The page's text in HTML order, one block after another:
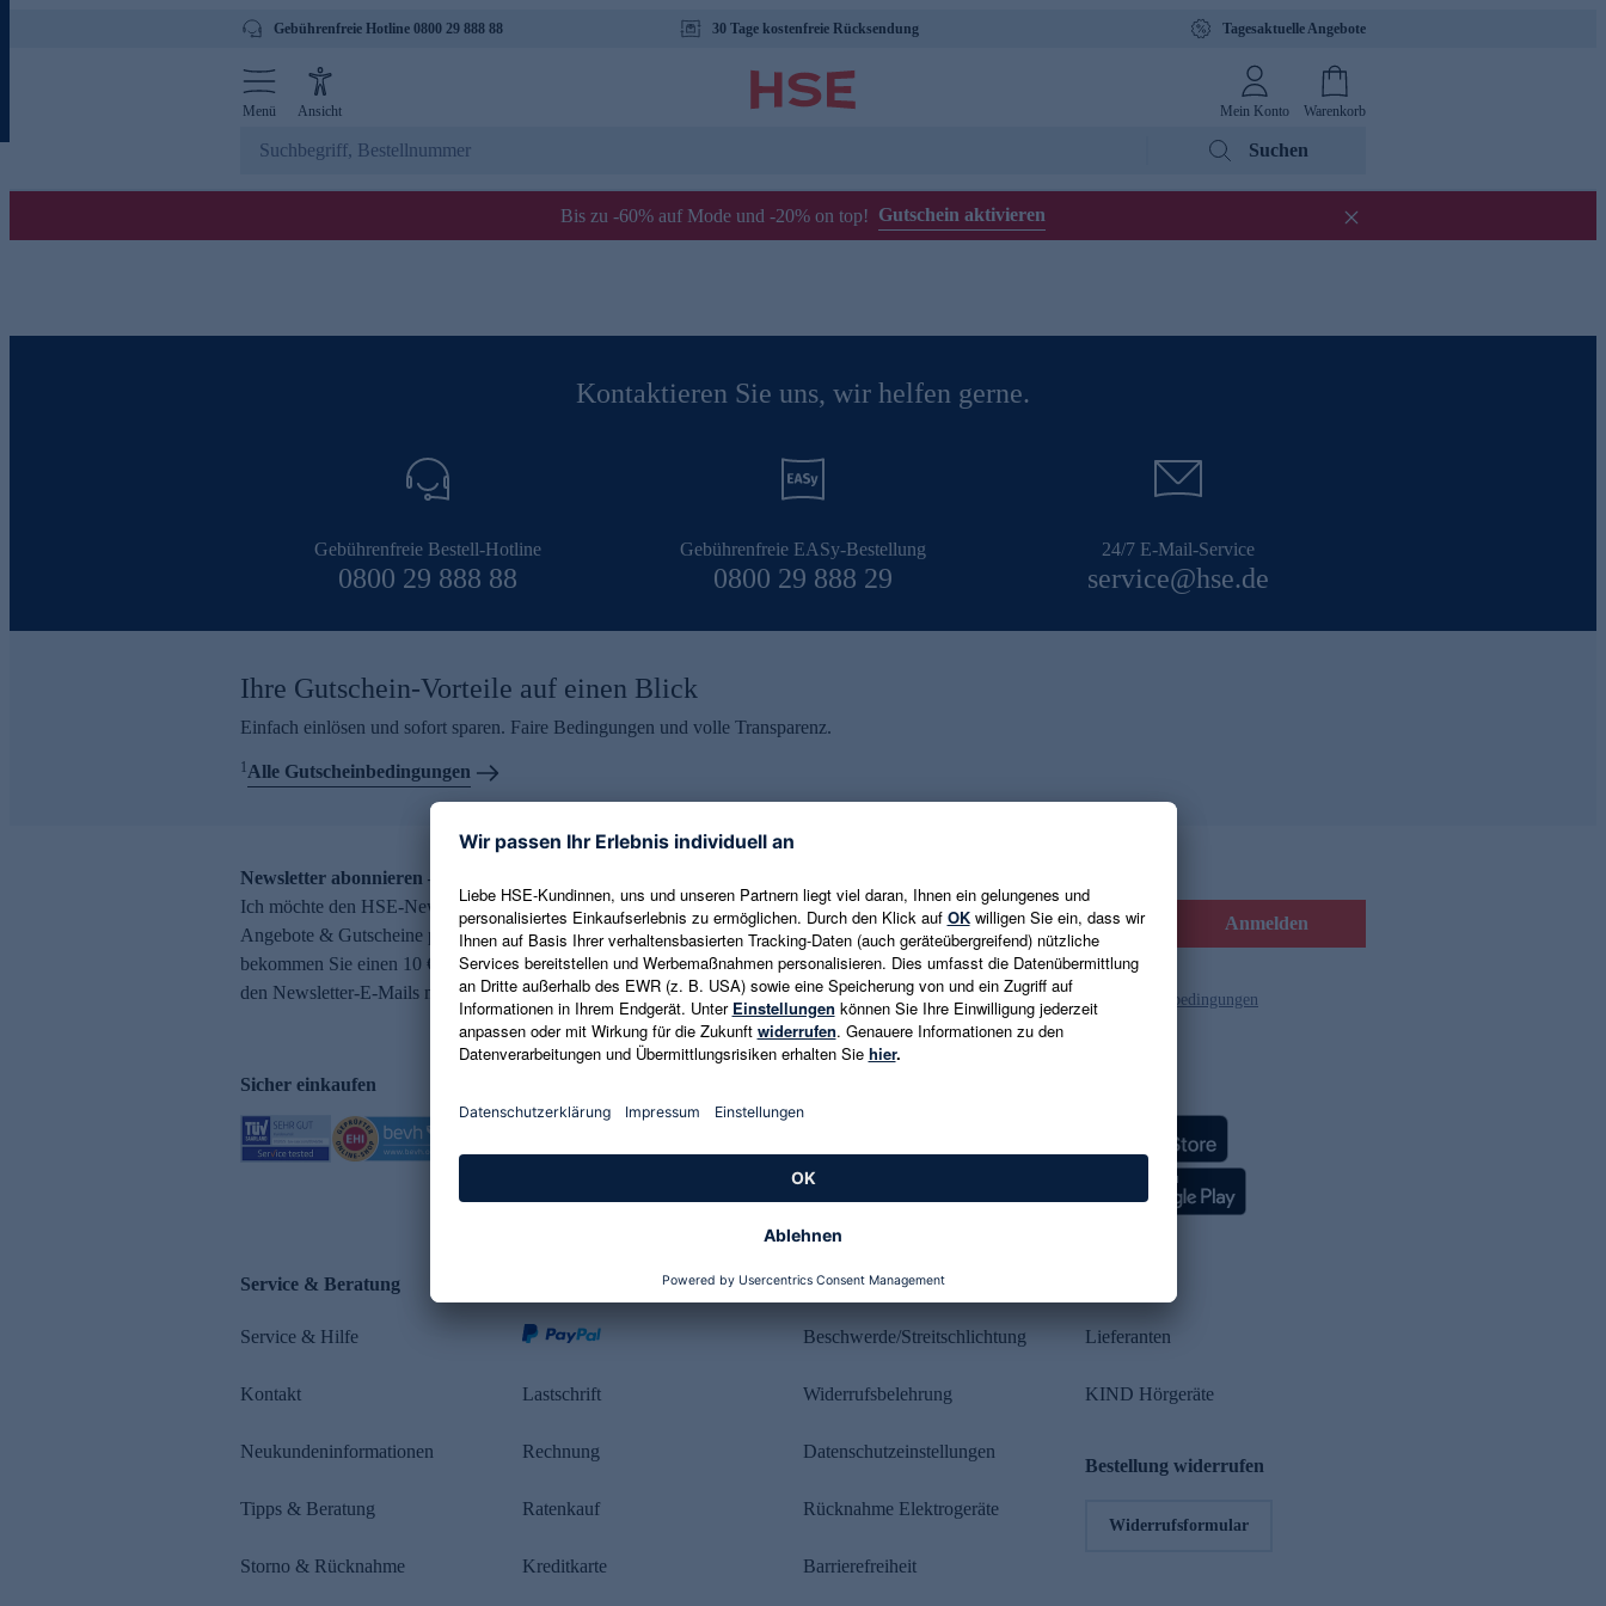
Gebührenfreie Hotline 0800 29 888 88 30 Tage kostenfreie Rücksendung Tagesaktuelle Angebote
Menü Ansicht Mein Konto Warenkorb
Suchen
Bis zu -60% auf Mode und -20% on top! Gutschein aktivieren
Kontaktieren Sie uns, wir helfen gerne.
Gebührenfreie Bestell-Hotline
0800 29 888 88
Gebührenfreie EASy-Bestellung
0800 29 888 29
24/7 E-Mail-Service
service@hse.de
Ihre Gutschein-Vorteile auf einen Blick
Einfach einlösen und sofort sparen. Faire Bedingungen und volle Transparenz.
1Alle Gutscheinbedingungen
Newsletter abonnieren – 10 € Gutschein erhalten
Ich möchte den HSE-Newsletter abonnieren und aktuelle Trends,
Angebote & Gutscheine per E-Mail erhalten. Als Dankeschön
bekommen Sie einen 10 € Gutschein. Eine Abmeldung ist jederzeit in
den Newsletter-E-Mails möglich.
E-Mail-Adresse eingeben Anmelden
Es gelten die Datenschutzrichtlinien und die Gutscheinbedingungen
Sicher einkaufen
Service & Beratung
Service & Hilfe
Kontakt
Neukundeninformationen
Tipps & Beratung
Storno & Rücknahme
Lastschrift
Rechnung
Ratenkauf
Kreditkarte
Rechtliches
Beschwerde/Streitschlichtung
Widerrufsbelehrung
Datenschutzeinstellungen
Rücknahme Elektrogeräte
Barrierefreiheit
Lieferanten
KIND Hörgeräte
Bestellung widerrufen
Widerrufsformular